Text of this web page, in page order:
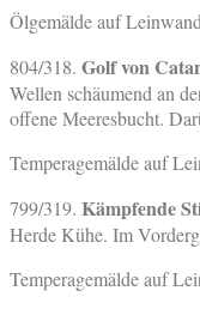
Ölgemälde auf
804/318. Golf von
Wellen schäumend an
offene Meeresbucht.
Temperagemälde auf
799/319. Kämpfende
Herde Kühe. Im
Temperagemälde auf